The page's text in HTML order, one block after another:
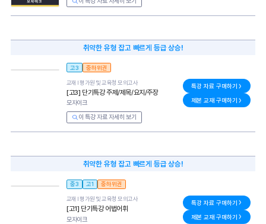
취약한 유형 잡고 빠르게 등급 상승!
고3 중하위권
교재 l평가원 및 교육청 모의고사
[고3] 단기특강 주제/제목/요지/주장
모자이크
이 특강 자료 자세히 보기
특강 자료 구매하기
제본 교재 구매하기
취약한 유형 잡고 빠르게 등급 상승!
중3 고1 중하위권
교재 l평가원 및 교육청 모의고사
[고1] 단기특강 어법어휘
모자이크
특강 자료 구매하기
제본 교재 구매하기